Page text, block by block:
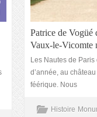
Patrice de
Vaux-le-Vicomte
Les Nautes de
d’année, au
féérique. Nous
Histoire